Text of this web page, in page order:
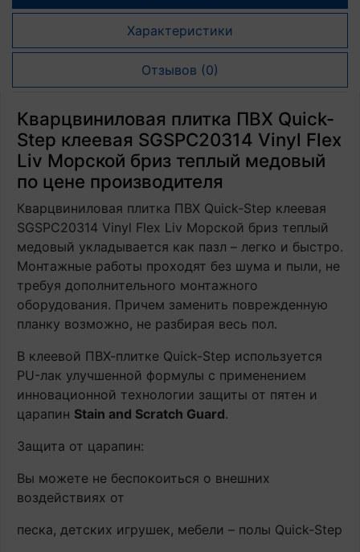
Характеристики
Отзывов (0)
Кварцвиниловая плитка ПВХ Quick-
Step клеевая SGSPC20314 Vinyl Flex
Liv Морской бриз теплый медовый
по цене производителя
Кварцвиниловая плитка ПВХ Quick-Step клеевая
SGSPC20314 Vinyl Flex Liv Морской бриз теплый
медовый укладывается как пазл – легко и быстро.
Монтажные работы проходят без шума и пыли, не
требуя дополнительного монтажного
оборудования. Причем заменить поврежденную
планку возможно, не разбирая весь пол.
В клеевой ПВХ-плитке Quick-Step используется
PU-лак улучшенной формулы с применением
инновационной технологии защиты от пятен и
царапин Stain and Scratch Guard.
Защита от царапин:
Вы можете не беспокоиться о внешних
воздействиях от
песка, детских игрушек, мебели – полы Quick-Step